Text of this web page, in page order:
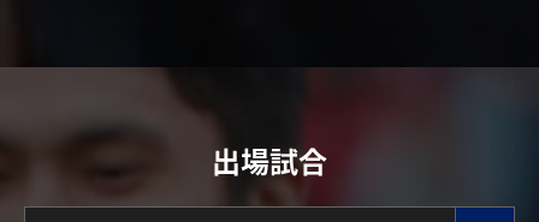
出場試合